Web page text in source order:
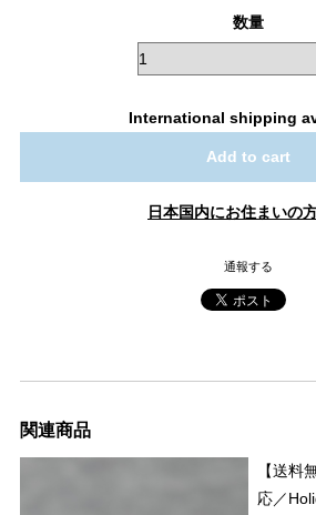
数量
International shipping
Add to cart
日本国内にお住まいの
通報する
関連商品
【送料
応／